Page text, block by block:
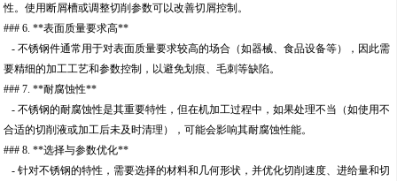
性。使用断屑槽或调整切削参数可以改善切屑控制。
### 6. **表面质量要求高**
- 不锈钢件通常用于对表面质量要求较高的场合（如器械、食品设备等），因此需
要精细的加工工艺和参数控制，以避免划痕、毛刺等缺陷。
### 7. **耐腐蚀性**
- 不锈钢的耐腐蚀性是其重要特性，但在机加工过程中，如果处理不当（如使用不
合适的切削液或加工后未及时清理），可能会影响其耐腐蚀性能。
### 8. **选择与参数优化**
- 针对不锈钢的特性，需要选择的材料和几何形状，并优化切削速度、进给量和切